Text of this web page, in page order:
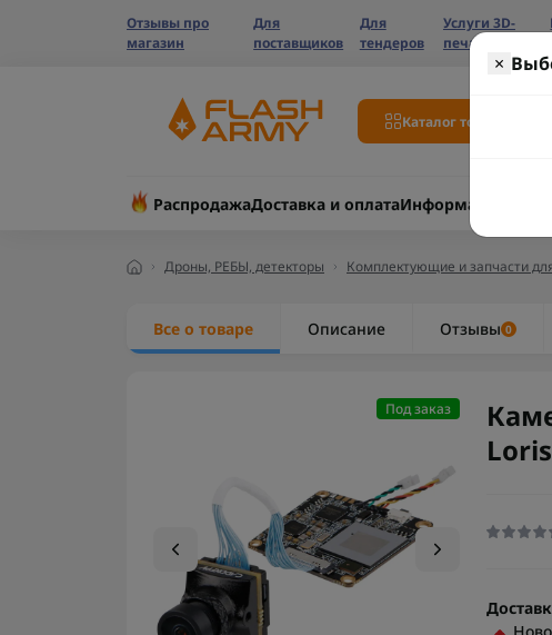
Отзывы про
магазин
Для
поставщиков
Для
тендеров
Услуги 3D-
печати
Каталог товаров
РаспродажаДоставка и оплатаИнформация
Дроны, РЕБЫ, детекторы Комплектующие и запчасти
×
Все о товаре Описание Отзывы 0
Под заказ